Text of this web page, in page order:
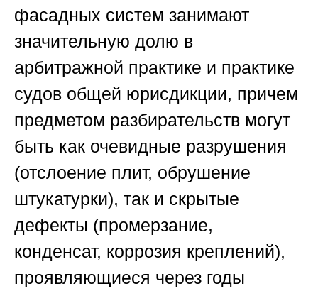
фасадных систем занимают
значительную долю в
арбитражной практике и практике
судов общей юрисдикции, причем
предметом разбирательств могут
быть как очевидные разрушения
(отслоение плит, обрушение
штукатурки), так и скрытые
дефекты (промерзание,
конденсат, коррозия креплений),
проявляющиеся через годы